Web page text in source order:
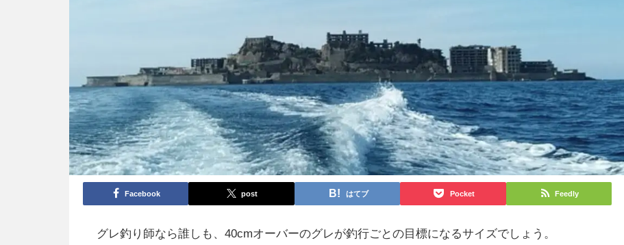
Facebook post はてブ Pocket Feedly
グレ釣り師なら誰しも、 40cmオーバーのグレが釣行ごとの目標になるサイズでしょう。